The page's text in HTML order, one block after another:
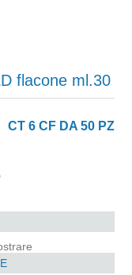
flacone ml.30
CT 6 CF DA 50 PZ